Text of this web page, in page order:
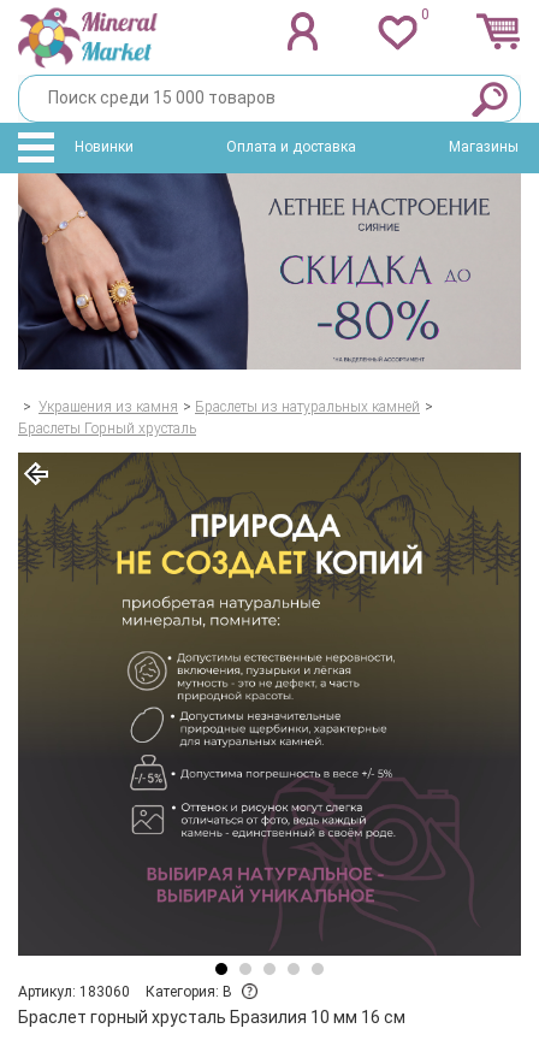
0
Новинки Оплата и доставка Магазины
> Украшения из камня > Браслеты из натуральных камней >
Браслеты Горный хрусталь
Артикул: 183060 Категория: B
Браслет горный хрусталь Бразилия 10 мм 16 см